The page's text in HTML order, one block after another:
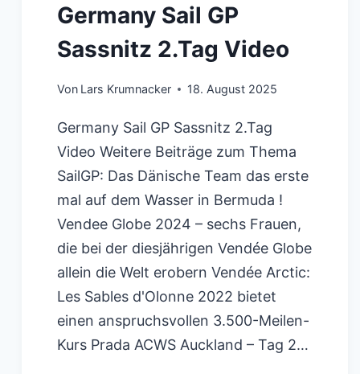
Germany Sail GP
Sassnitz 2.Tag Video
Von Lars Krumnacker 18. August 2025
Germany Sail GP Sassnitz 2.Tag
Video Weitere Beiträge zum Thema
SailGP: Das Dänische Team das erste
mal auf dem Wasser in Bermuda !
Vendee Globe 2024 – sechs Frauen,
die bei der diesjährigen Vendée Globe
allein die Welt erobern Vendée Arctic:
Les Sables d'Olonne 2022 bietet
einen anspruchsvollen 3.500-Meilen-
Kurs Prada ACWS Auckland – Tag 2…